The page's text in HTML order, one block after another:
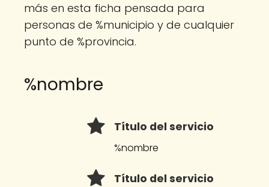
más en esta ficha pensada para
personas de %municipio y de cualquier
punto de %provincia.
%nombre
Título del servicio
%nombre
Título del servicio